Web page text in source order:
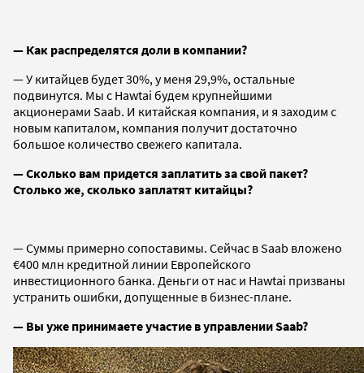
— Как распределятся доли в компании?
— У китайцев будет 30%, у меня 29,9%, остальные
подвинутся. Мы с Hawtai будем крупнейшими
акционерами Saab. И китайская компания, и я заходим с
новым капиталом, компания получит достаточно
большое количество свежего капитала.
— Сколько вам придется заплатить за свой пакет?
Столько же, сколько заплатят китайцы?
— Суммы примерно сопоставимы. Сейчас в Saab вложено
€400 млн кредитной линии Европейского
инвестиционного банка. Деньги от нас и Hawtai призваны
устранить ошибки, допущенные в бизнес-плане.
— Вы уже принимаете участие в управлении Saab?